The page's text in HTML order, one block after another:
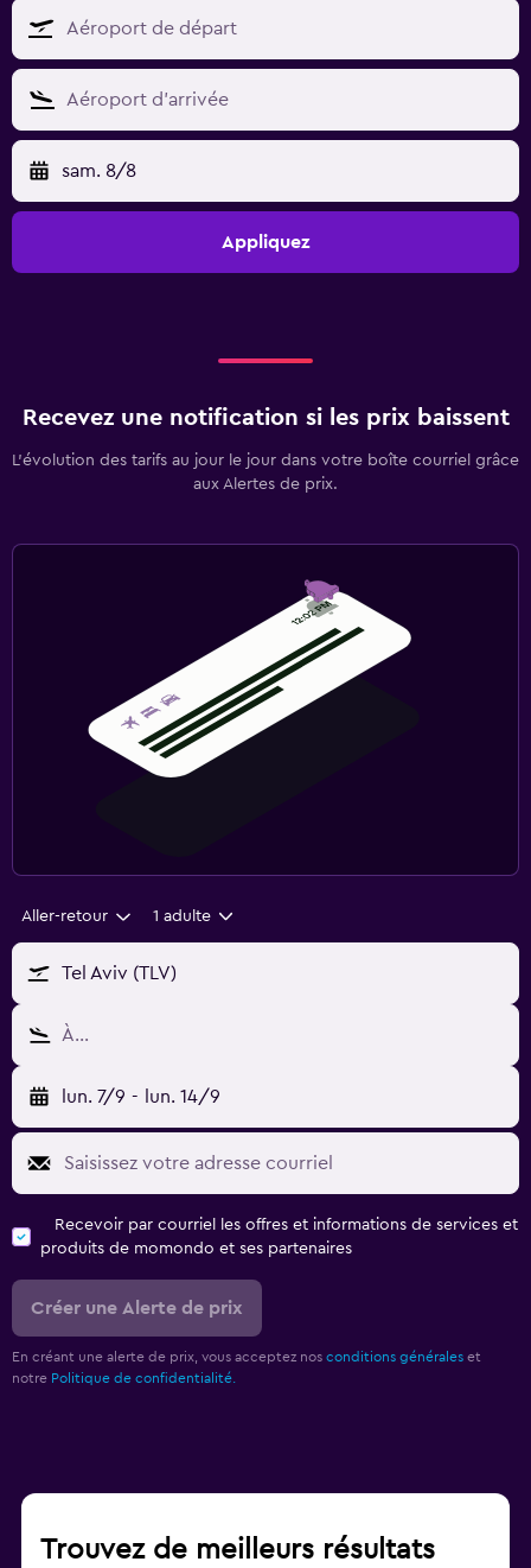
sam. 8/8
Appliquez
Recevez une notification si les prix baissent
L’évolution des tarifs au jour le jour dans votre boîte courriel grâce
aux Alertes de prix.
Aller-retour 1 adulte
Tel Aviv (TLV)
À…
lun. 7/9 - lun. 14/9
Recevoir par courriel les offres et informations de services et
produits de momondo et ses partenaires
Créer une Alerte de prix
En créant une alerte de prix, vous acceptez nos conditions générales et
notre Politique de confidentialité.
Trouvez de meilleurs résultats